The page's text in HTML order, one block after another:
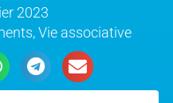
2023
, Vie associative